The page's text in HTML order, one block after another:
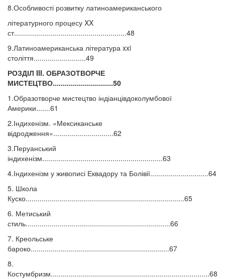
8.Особливості розвитку латиноамериканського
літературного процесу XX
ст........................................................48
9.Латиноамериканська література xxi
століття..........................49
РОЗДІЛ III. ОБРАЗОТВОРЧЕ
МИСТЕЦТВО..............................50
1.Образотворче мистецтво індіанцівдоколумбової
Америки.......61
2.Індихенізм. «Мексиканське
відродження»..............................62
3.Перуанський
індихенізм............................................................63
4.Індихенізм у живописі Еквадору та Болівії.............................64
5. Школа
Куско...............................................................................65
6. Метиський
стиль........................................................................66
7. Креольське
бароко.....................................................................67
8.
Костумбризм...............................................................................68